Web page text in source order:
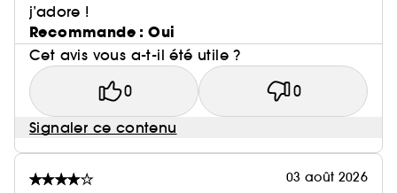
j’adore !
Recommande : Oui
Cet avis vous a-t-il été utile ?
0 0
Signaler ce contenu
03 août 2026